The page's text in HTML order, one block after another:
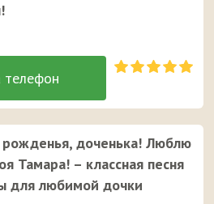
доченька! Люблю
Тамара! – классная песня
для любимой дочки